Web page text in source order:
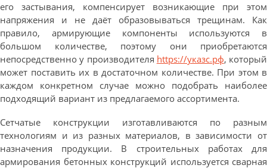
его застывания, компенсирует возникающие при этом
напряжения и не даёт образовываться трещинам. Как
правило, армирующие компоненты используются в
большом количестве, поэтому они приобретаются
непосредственно у производителя https://указс.рф, который
может поставить их в достаточном количестве. При этом в
каждом конкретном случае можно подобрать наиболее
подходящий вариант из предлагаемого ассортимента.
Сетчатые конструкции изготавливаются по разным
технологиям и из разных материалов, в зависимости от
назначения продукции. В строительных работах для
армирования бетонных конструкций используется сварная